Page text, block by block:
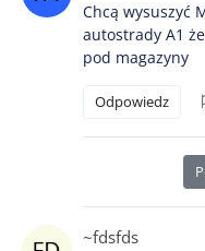
Chcą wysuszyć
autostrady A1
pod magazyny
Odpowiedz
~fdsfds